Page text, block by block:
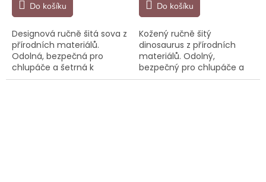
Do košíku
Designová ručně šitá sova z
přírodních materiálů.
Odolná, bezpečná pro
chlupáče a šetrná k
přírodě.
Do košíku
Kožený ručně šitý
dinosaurus z přírodních
materiálů. Odolný,
bezpečný pro chlupáče a
šetrný k přírodě.